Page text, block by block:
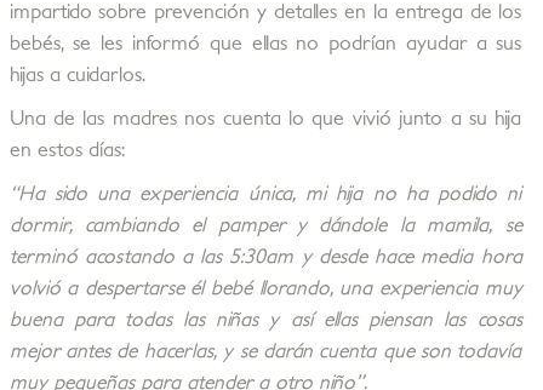
impartido sobre prevención y detalles en la entrega de los
bebés, se les informó que ellas no podrían ayudar a sus
hijas a cuidarlos.
Una de las madres nos cuenta lo que vivió junto a su hija
en estos días:
“Ha sido una experiencia única, mi hija no ha podido ni
dormir, cambiando el pamper y dándole la mamila, se
terminó acostando a las 5:30am y desde hace media hora
volvió a despertarse él bebé llorando, una experiencia muy
buena para todas las niñas y así ellas piensan las cosas
mejor antes de hacerlas, y se darán cuenta que son todavía
muy pequeñas para atender a otro niño”.